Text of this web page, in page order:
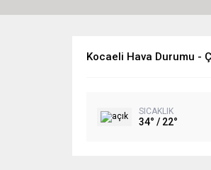
Kocaeli Hava Durumu -
SICAKLIK
34° / 22°